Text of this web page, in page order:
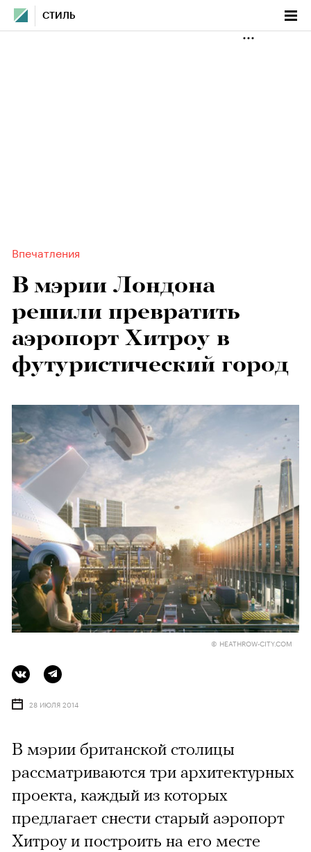
СТИЛЬ
Впечатления
В мэрии Лондона
решили превратить
аэропорт Хитроу в
футуристический город
© HEATHROW-CITY.COM
28 ИЮЛЯ 2014
В мэрии британской столицы
рассматриваются три архитектурных
проекта, каждый из которых
предлагает снести старый аэропорт
Хитроу и построить на его месте